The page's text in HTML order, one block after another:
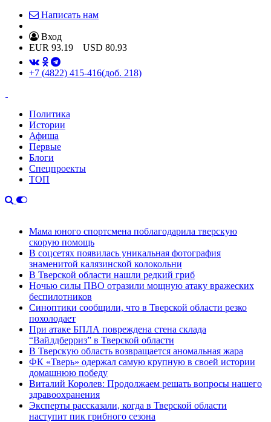
Написать нам
Вход
EUR 93.19 USD 80.93
+7 (4822) 415-416(доб. 218)
Политика
Истории
Афиша
Первые
Блоги
Спецпроекты
ТОП
Мама юного спортсмена поблагодарила тверскую
скорую помощь
В соцсетях появилась уникальная фотография
знаменитой калязинской колокольни
В Тверской области нашли редкий гриб
Ночью силы ПВО отразили мощную атаку вражеских
беспилотников
Синоптики сообщили, что в Тверской области резко
похолодает
При атаке БПЛА повреждена стена склада
“Вайлдберриз” в Тверской области
В Тверскую область возвращается аномальная жара
ФК «Тверь» одержал самую крупную в своей истории
домашнюю победу
Виталий Королев: Продолжаем решать вопросы нашего
здравоохранения
Эксперты рассказали, когда в Тверской области
наступит пик грибного сезона